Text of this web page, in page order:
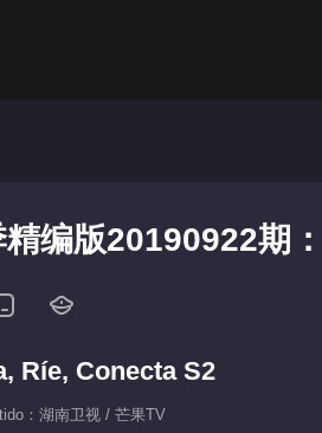
编版20190922期
Ríe, Conecta S2
：湖南卫视 / 芒果TV